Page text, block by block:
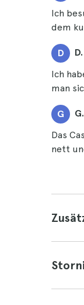
Ich
dem
D
Ich
man
G
Das
nett